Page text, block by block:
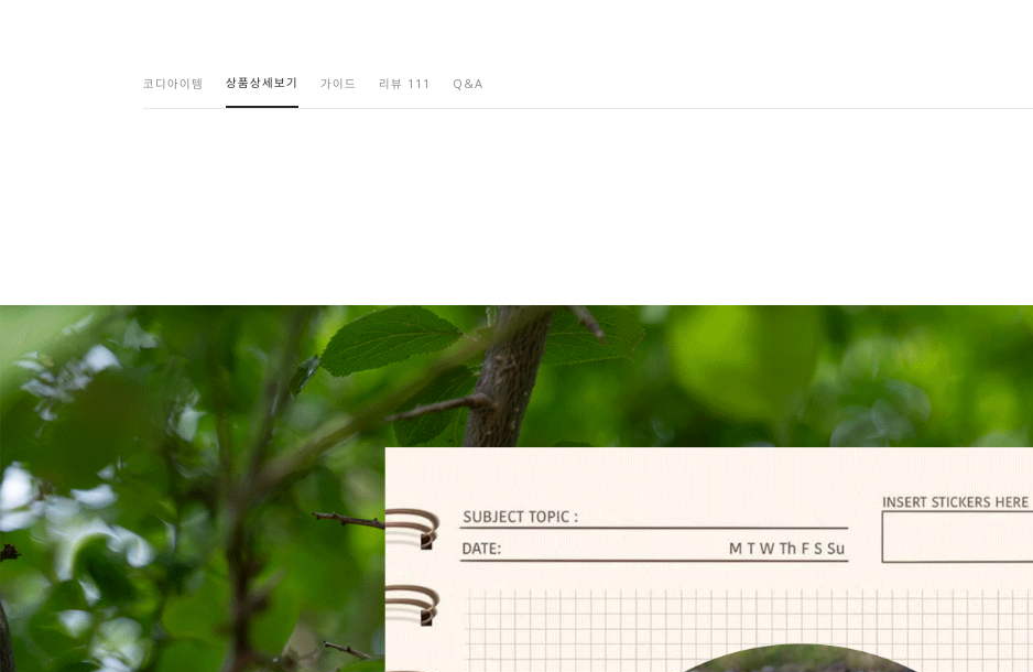
코디아이템 상품상세보기 가이드 리뷰 111 Q&A